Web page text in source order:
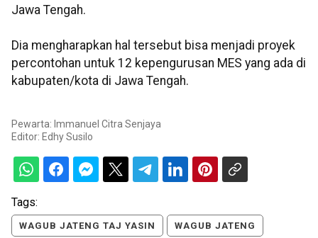
Jawa Tengah.
Dia mengharapkan hal tersebut bisa menjadi proyek
percontohan untuk 12 kepengurusan MES yang ada di
kabupaten/kota di Jawa Tengah.
Pewarta: Immanuel Citra Senjaya
Editor: Edhy Susilo
Tags:
WAGUB JATENG TAJ YASIN WAGUB JATENG